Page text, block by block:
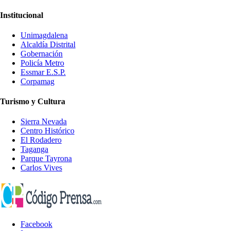
Institucional
Unimagdalena
Alcaldía Distrital
Gobernación
Policía Metro
Essmar E.S.P.
Corpamag
Turismo y Cultura
Sierra Nevada
Centro Histórico
El Rodadero
Taganga
Parque Tayrona
Carlos Vives
Facebook